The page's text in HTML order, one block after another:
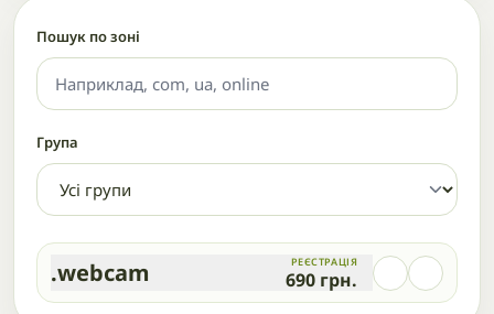
Пошук по зоні
Група
.webcam РЕЄСТРАЦІЯ
690 грн.